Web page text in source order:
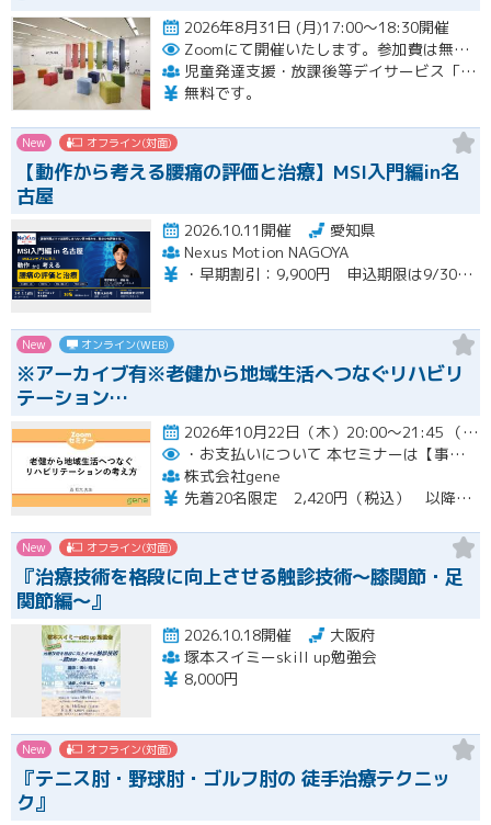
2026年8月31日 (月)17:00～18:30開催
Zoomにて開催いたします。参加費は無料です。
児童発達支援・放課後等デイサービス「LITALICOジュニア」
無料です。
New オフライン(対面)
【動作から考える腰痛の評価と治療】MSI入門編in名
古屋
2026.10.11開催
愛知県
Nexus Motion NAGOYA
・早期割引：9,900円 申込期限は9/30（水）まで ・通常価格：12,100円 ・再受講：6,600円（MSI入門編受講歴のある方）※８名限定
New オンライン(WEB)
※アーカイブ有※老健から地域生活へつなぐリハビリ
テーション…
2026年10月22日（木）20:00～21:45 （受付開始時間 19:45）開催
・お支払いについて 本セミナーは【事前支払い（クレジットカード・銀行振込）】です。
株式会社gene
先着20名限定 2,420円（税込） 以降3,000円（税込） ※お支払い方法：クレジットカード・銀行振込 【キャンセルについて】 決済後はいかなる理由でも返金はいたしませんのでご了承ください。 受講料をお支払いいただいた方には、後日アーカイブの視聴URLをお送りいたします。
New オフライン(対面)
『治療技術を格段に向上させる触診技術～膝関節・足
関節編～』
2026.10.18開催
大阪府
塚本スイミーskill up勉強会
8,000円
New オフライン(対面)
『テニス肘・野球肘・ゴルフ肘の 徒手治療テクニッ
ク』